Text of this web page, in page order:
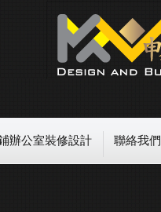
辦公室裝修設計 聯絡我們